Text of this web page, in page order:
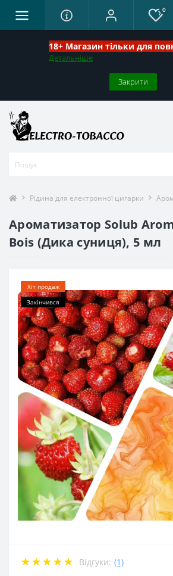
18+ Магазин тільки для
Детальніше
Закрити
0
Рідина для електронної цигарки
Ароматизатор Solub
Bois (Дика суниця), 5 мл
Хіт продаж
Закінчився
Відгуки: (1)